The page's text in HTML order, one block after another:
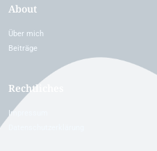
About
Über mich
Beiträge
Rechtliches
Impressum